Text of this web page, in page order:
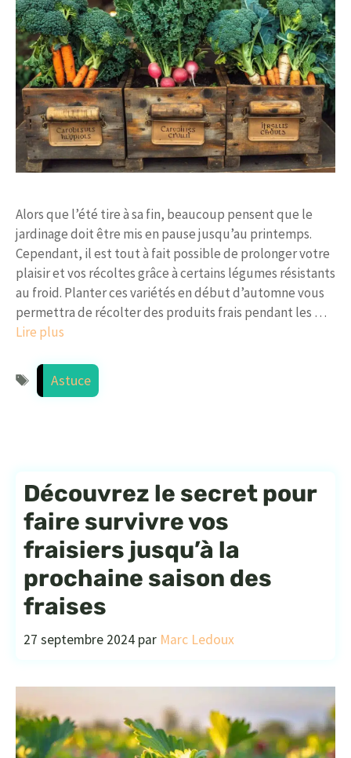
Alors que l’été tire à sa fin, beaucoup pensent que le
jardinage doit être mis en pause jusqu’au printemps.
Cependant, il est tout à fait possible de prolonger votre
plaisir et vos récoltes grâce à certains légumes résistants
au froid. Planter ces variétés en début d’automne vous
permettra de récolter des produits frais pendant les …
Lire plus
Étiquettes
Astuce
Découvrez le secret pour
faire survivre vos
fraisiers jusqu’à la
prochaine saison des
fraises
27 septembre 2024 par Marc Ledoux